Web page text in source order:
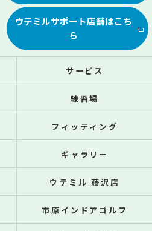
ウテミルサポート店舗はこち
ら
サービス
練習場
フィッティング
ギャラリー
ウテミル 藤沢店
市原インドアゴルフ